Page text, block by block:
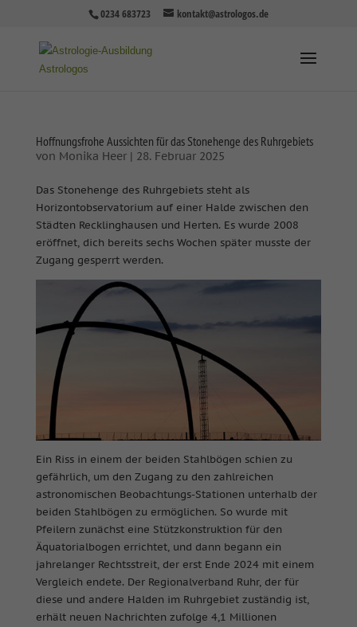
0234 683723 kontakt@astrologos.de
Hoffnungsfrohe Aussichten für das Stonehenge des Ruhrgebiets
von Monika Heer| 28. Februar 2025
Das Stonehenge des Ruhrgebiets steht als
Horizontobservatorium auf einer Halde zwischen den
Städten Recklinghausen und Herten. Es wurde 2008
eröffnet, dich bereits sechs Wochen später musste der
Zugang gesperrt werden.
Ein Riss in einem der beiden Stahlbögen schien zu
gefährlich, um den Zugang zu den zahlreichen
astronomischen Beobachtungs-Stationen unterhalb der
beiden Stahlbögen zu ermöglichen. So wurde mit
Pfeilern zunächst eine Stützkonstruktion für den
Äquatorialbogen errichtet, und dann begann ein
jahrelanger Rechtsstreit, der erst Ende 2024 mit einem
Vergleich endete. Der Regionalverband Ruhr, der für
diese und andere Halden im Ruhrgebiet zuständig ist,
erhält neuen Nachrichten zufolge 4,1 Millionen